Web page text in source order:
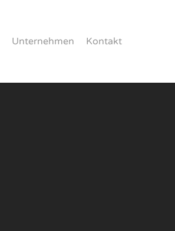
Unternehmen Kontakt